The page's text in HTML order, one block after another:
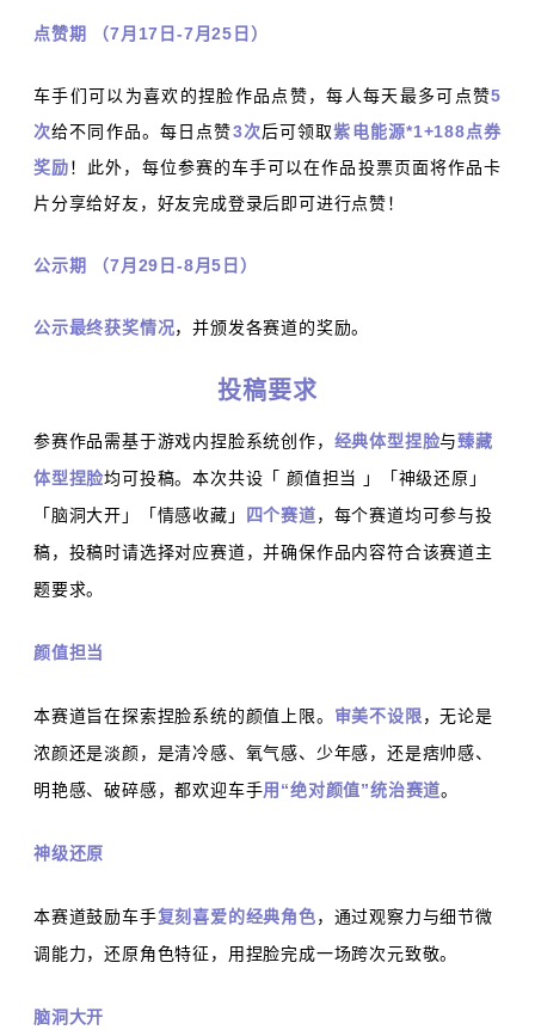
点赞期 （7月17日-7月25日）
车手们可以为喜欢的捏脸作品点赞，每人每天最多可点赞5
次给不同作品。每日点赞3次后可领取紫电能源*1+188点券
奖励！此外，每位参赛的车手可以在作品投票页面将作品卡
片分享给好友，好友完成登录后即可进行点赞！
公示期 （7月29日-8月5日）
公示最终获奖情况，并颁发各赛道的奖励。
投稿要求
参赛作品需基于游戏内捏脸系统创作， 经典体型捏脸与臻藏
体型捏脸均可投稿。本次共设「 颜值担当 」「神级还原」
「脑洞大开」「情感收藏」
四个赛道，每个赛道均可参与投
稿，投稿时请选择对应赛道，并确保作品内容符合该赛道主
题要求。
颜值担当
本赛道旨在探索捏脸系统的颜值上限。 审美不设限，无论是
浓颜还是淡颜，是清冷感、氧气感、少年感，还是痞帅感、
明艳感、破碎感，都欢迎车手用“绝对颜值”统治赛道。
神级还原
本赛道鼓励车手复刻喜爱的经典角色，通过观察力与细节微
调能力，还原角色特征，用捏脸完成一场跨次元致敬。
脑洞大开